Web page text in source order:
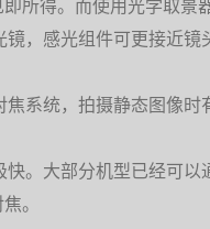
所得。而使用光学取景
镜，感光组件可更接近
焦系统，拍摄静态图像
快。大部分机型已经可
。